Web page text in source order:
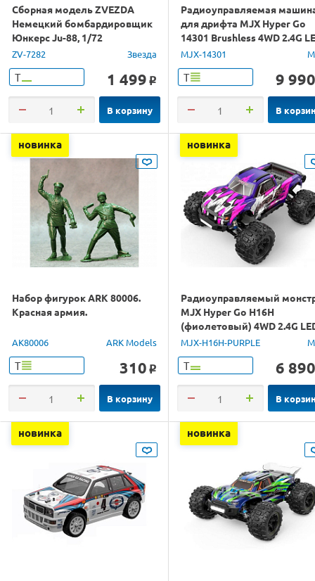
Сборная модель ZVEZDA
Немецкий бомбардировщик
Юнкерс Ju-88, 1/72
ZV-7282 Звезда
Т 1 499 o
В корзину
Радиоуправляемая
для дрифта MJX Hyper Go
14301 Brushless 4WD 2.4G
1/14 RTR
MJX-14301
Т 9 990
В
новинка
Набор фигурок ARK 80006.
Красная армия.
AK80006 ARK Models
Т 310 o
В корзину
новинка
Радиоуправляемый
MJX Hyper Go H16H
(фиолетовый) 4WD 2.4G
GPS 1/16 RTR
MJX-H16H-PURPLE
Т 6 890
В
новинка новинка